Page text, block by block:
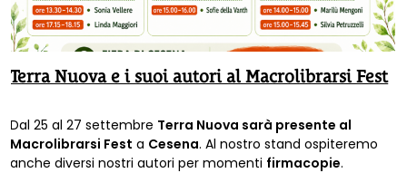
Terra Nuova e i suoi autori al Macrolibrarsi Fest
Dal 25 al 27 settembre Terra Nuova sarà presente al
Macrolibrarsi Fest a Cesena. Al nostro stand ospiteremo
anche diversi nostri autori per momenti firmacopie.